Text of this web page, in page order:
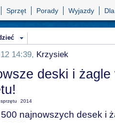
Sprzęt Porady Wyjazdy
14:39, Krzysiek
deski i
2014
najnowszych desek i